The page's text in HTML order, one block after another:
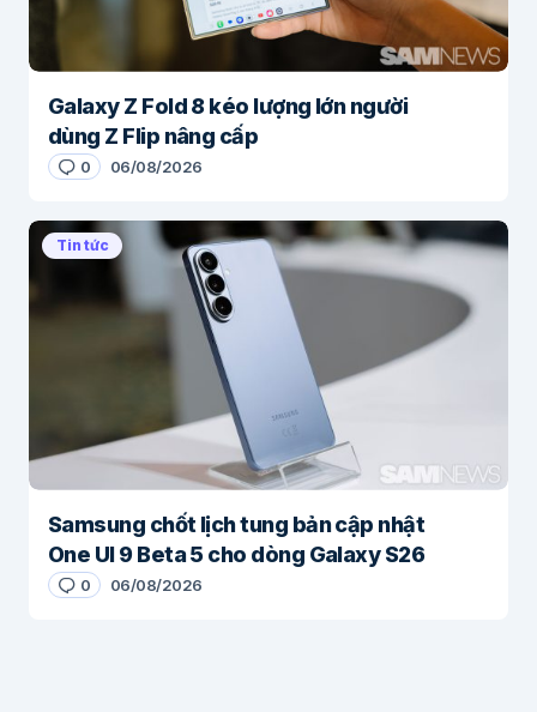
Galaxy Z Fold 8 kéo lượng lớn người
dùng Z Flip nâng cấp
0 06/08/2026
Tin tức
Samsung chốt lịch tung bản cập nhật
One UI 9 Beta 5 cho dòng Galaxy S26
0 06/08/2026